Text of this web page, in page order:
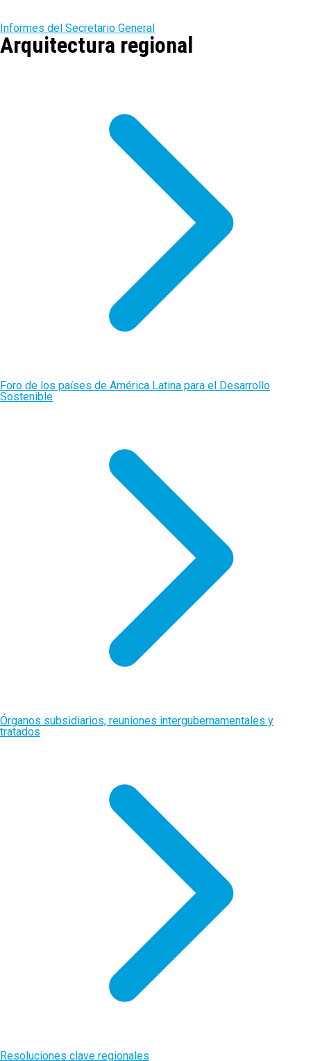
Informes del Secretario General
Arquitectura regional
Foro de los países de América Latina para el Desarrollo
Sostenible
Órganos subsidiarios, reuniones intergubernamentales y
tratados
Resoluciones clave regionales